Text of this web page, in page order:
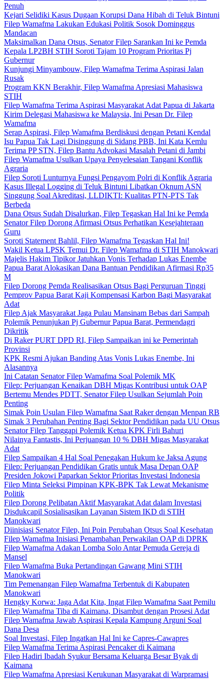
Penuh
Kejari Selidiki Kasus Dugaan Korupsi Dana Hibah di Teluk Bintuni
Filep Wamafma Lakukan Edukasi Politik Sosok Dominggus
Mandacan
Maksimalkan Dana Otsus, Senator Filep Sarankan Ini ke Pemda
Kepala LP2BH STIH Soroti Tajam 10 Program Prioritas Pj
Gubernur
Kunjungi Minyambouw, Filep Wamafma Terima Aspirasi Jalan
Rusak
Program KKN Berakhir, Filep Wamafma Apresiasi Mahasiswa
STIH
Filep Wamafma Terima Aspirasi Masyarakat Adat Papua di Jakarta
Kirim Delegasi Mahasiswa ke Malaysia, Ini Pesan Dr. Filep
Wamafma
Serap Aspirasi, Filep Wamafma Berdiskusi dengan Petani Kendal
Isu Papua Tak Lagi Disinggung di Sidang PBB, Ini Kata Kemlu
Terima PP STN, Filep Bantu Advokasi Masalah Petani di Jambi
Filep Wamafma Usulkan Upaya Penyelesaian Tangani Konflik
Agraria
Filep Soroti Lunturnya Fungsi Pengayom Polri di Konflik Agraria
Kasus Illegal Logging di Teluk Bintuni Libatkan Oknum ASN
Singgung Soal Akreditasi, LLDIKTI: Kualitas PTN-PTS Tak
Berbeda
Dana Otsus Sudah Disalurkan, Filep Tegaskan Hal Ini ke Pemda
Senator Filep Dorong Afirmasi Otsus Perhatikan Kesejahteraan
Guru
Soroti Statement Bahlil, Filep Wamafma Tegaskan Hal Ini!
Wakil Ketua LPSK Temui Dr. Filep Wamafma di STIH Manokwari
Majelis Hakim Tipikor Jatuhkan Vonis Terhadap Lukas Enembe
Papua Barat Alokasikan Dana Bantuan Pendidikan Afirmasi Rp35
M
Filep Dorong Pemda Realisasikan Otsus Bagi Perguruan Tinggi
Pemprov Papua Barat Kaji Kompensasi Karbon Bagi Masyarakat
Adat
Filep Ajak Masyarakat Jaga Pulau Mansinam Bebas dari Sampah
Polemik Penunjukan Pj Gubernur Papua Barat, Permendagri
Dikritik
Di Raker PURT DPD RI, Filep Sampaikan ini ke Pemerintah
Provinsi
KPK Resmi Ajukan Banding Atas Vonis Lukas Enembe, Ini
Alasannya
Ini Catatan Senator Filep Wamafma Soal Polemik MK
Filep: Perjuangan Kenaikan DBH Migas Kontribusi untuk OAP
Bertemu Mendes PDTT, Senator Filep Usulkan Sejumlah Poin
Penting
Simak Poin Usulan Filep Wamafma Saat Raker dengan Menpan RB
Simak 3 Perubahan Penting Bagi Sektor Pendidikan pada UU Otsus
Senator Filep Tanggapi Polemik Ketua KPK Firli Bahuri
Nilainya Fantastis, Ini Perjuangan 10 % DBH Migas Masyarakat
Adat
Filep Sampaikan 4 Hal Soal Penegakan Hukum ke Jaksa Agung
Filep: Perjuangan Pendidikan Gratis untuk Masa Depan OAP
Presiden Jokowi Paparkan Sektor Prioritas Investasi Indonesia
Filep Minta Seleksi Pimpinan KPK-BPK Tak Lewat Mekanisme
Politik
Filep Dorong Pelibatan Aktif Masyarakat Adat dalam Investasi
Disdukcapil Sosialisasikan Layanan Sistem IKD di STIH
Manokwari
Diinisiasi Senator Filep, Ini Poin Perubahan Otsus Soal Kesehatan
Filep Wamafma Inisiasi Penambahan Perwakilan OAP di DPRK
Filep Wamafma Adakan Lomba Solo Antar Pemuda Gereja di
Mansel
Filep Wamafma Buka Pertandingan Gawang Mini STIH
Manokwari
Tim Pemenangan Filep Wamafma Terbentuk di Kabupaten
Manokwari
Hengky Korwa: Jaga Adat Kita, Ingat Filep Wamafma Saat Pemilu
Filep Wamafma Tiba di Kaimana, Disambut dengan Prosesi Adat
Filep Wamafma Jawab Aspirasi Kepala Kampung Arguni Soal
Dana Desa
Soal Investasi, Filep Ingatkan Hal Ini ke Capres-Cawapres
Filep Wamafma Terima Aspirasi Pencaker di Kaimana
Filep Hadiri Ibadah Syukur Bersama Keluarga Besar Byak di
Kaimana
Filep Wamafma Apresiasi Kerukunan Masyarakat di Warpramasi